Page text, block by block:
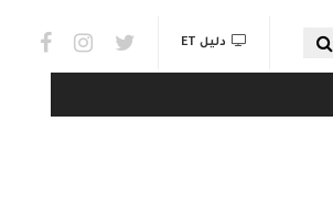
links & Watch
دليل ET